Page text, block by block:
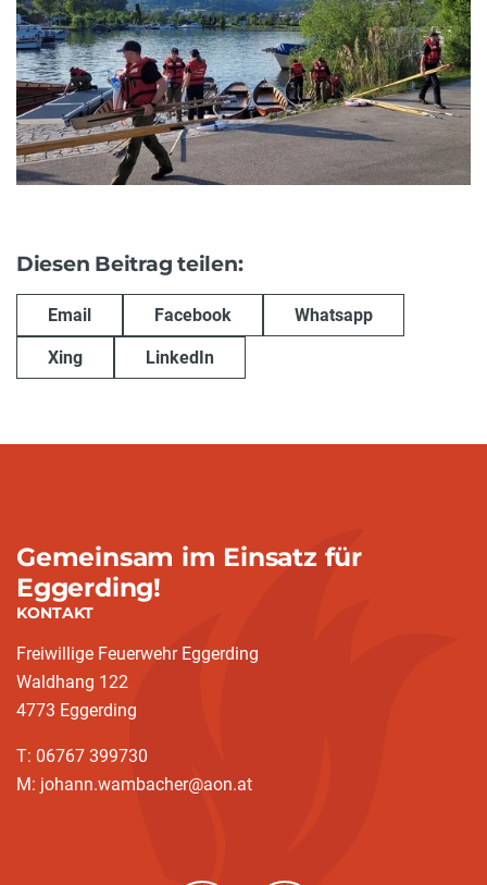
Diesen Beitrag teilen:
Email Facebook Whatsapp
Xing LinkedIn
Gemeinsam im Einsatz für
Eggerding!
KONTAKT
Freiwillige Feuerwehr Eggerding
Waldhang 122
4773 Eggerding
T: 06767 399730
M: johann.wambacher@aon.at